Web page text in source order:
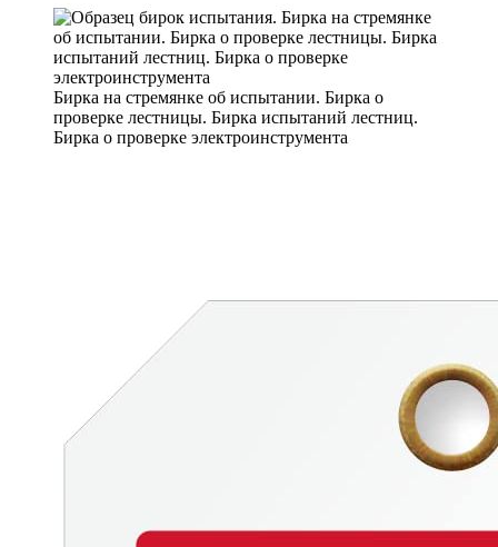
Бирка на стремянке об испытании. Бирка о
проверке лестницы. Бирка испытаний лестниц.
Бирка о проверке электроинструмента